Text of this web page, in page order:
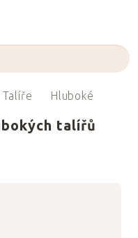
Talíře Hluboké
talířů